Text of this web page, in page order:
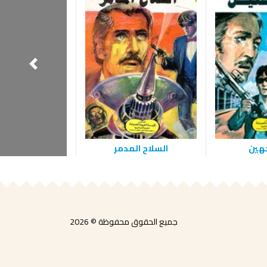
السلاح المدمر
جميع الحقوق محفوظة © 2026